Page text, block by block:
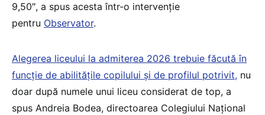
9,50″, a spus acesta într-o intervenție
pentru Observator.
Alegerea liceului la admiterea 2026 trebuie făcută în
funcție de abilitățile copilului și de profilul potrivit, nu
doar după numele unui liceu considerat de top, a
spus Andreia Bodea, directoarea Colegiului Național